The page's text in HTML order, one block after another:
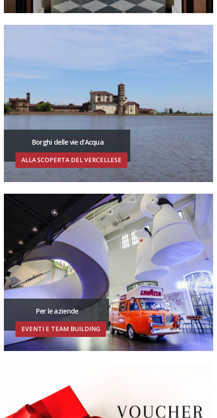
Borghi delle vie d'Acqua
ALLA SCOPERTA DEL VERCELLESE
Per le aziende
EVENTI E TEAM BUILDING